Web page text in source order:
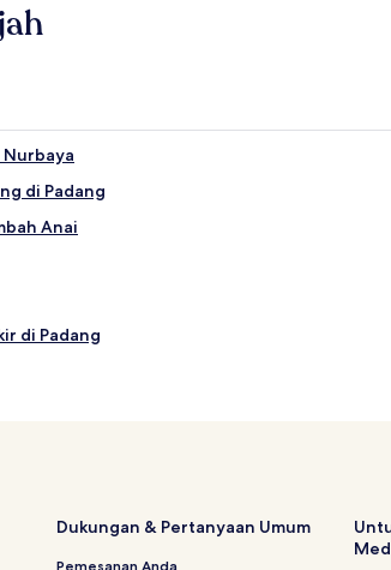
di Padang
Anai
di Padang
Dukungan & Pertanyaan Umum
Pemesanan Anda